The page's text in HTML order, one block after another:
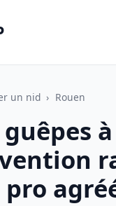
un nid › Rouen